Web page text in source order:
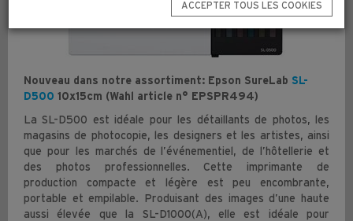
Nouveau dans notre assortiment: Epson SureLab SL-
D500 10x15cm (Wahl article n° EPSPR494)
La SL-D500 est idéale pour les détaillants de photos, les
magasins de photocopie, les designers et les artistes, ainsi
que pour les marchés de l’événementiel, de l’hôtellerie et
des photos professionnelles. Cette imprimante de
production compacte et légère est peu encombrante,
portable et empilable. Produisant des images d’une haute
aussi élevée que la SL-D1000(A), elle est idéale pour
ACCEPTER TOUS LES COOKIES